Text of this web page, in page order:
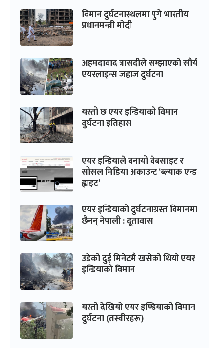
विमान दुर्घटनास्थलमा पुगे भारतीय
प्रधानमन्त्री मोदी
अहमदावाद त्रासदीले सम्झाएको सौर्य
एयरलाइन्स जहाज दुर्घटना
यस्तो छ एयर इन्डियाको विमान
दुर्घटना इतिहास
एयर इन्डियाले बनायो वेबसाइट र
सोसल मिडिया अकाउन्ट ‘ब्ल्याक एन्ड
ह्वाइट’
एयर इन्डियाको दुर्घटनाग्रस्त विमानमा
छैनन् नेपाली : दूतावास
उडेको दुई मिनेटमै खसेको थियो एयर
इन्डियाको विमान
यस्तो देखियो एयर इण्डियाको विमान
दुर्घटना (तस्वीरहरू)